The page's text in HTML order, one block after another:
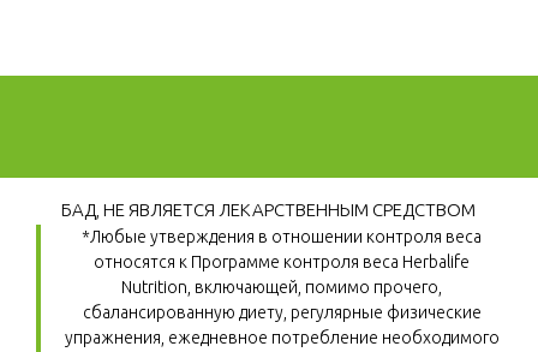
БАД, НЕ ЯВЛЯЕТСЯ ЛЕКАРСТВЕННЫМ СРЕДСТВОМ
*Любые утверждения в отношении контроля веса
относятся к Программе контроля веса Herbalife
Nutrition, включающей, помимо прочего,
сбалансированную диету, регулярные физические
упражнения, ежедневное потребление необходимого